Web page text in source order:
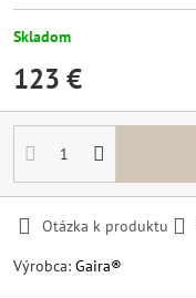
Skladom
123 €
Otázka k produktu
Výrobca: Gaira®